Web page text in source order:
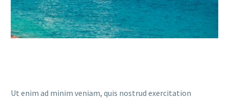
Ut enim ad minim veniam, quis nostrud exercitation